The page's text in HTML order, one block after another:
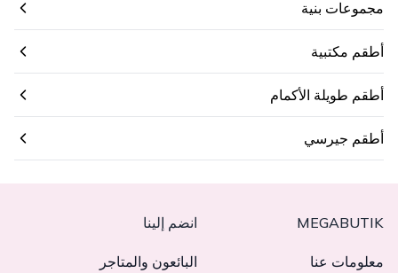
مجموعات بنية
أطقم مكتبية
أطقم طويلة الأكمام
أطقم جيرسي
MEGABUTIK
معلومات عنا
انضم إلينا
البائعون والمتاجر